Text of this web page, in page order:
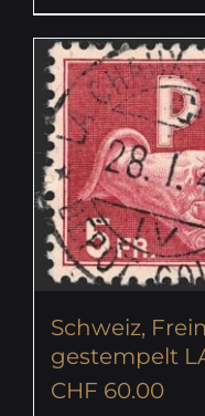
Schweiz,
gestempelt
CHF 60.00